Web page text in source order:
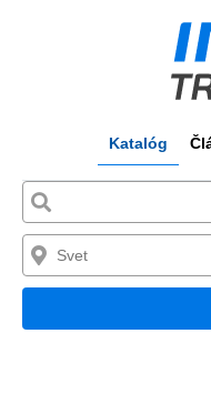
Katalóg